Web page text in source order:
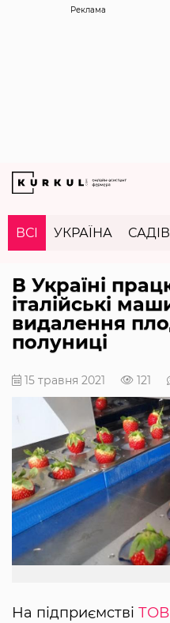
Реклама
ВСІ УКРАЇНА
В Україні
італійські
видалення
полуниці
15 травня 2021 121
На підприємстві ТОВ